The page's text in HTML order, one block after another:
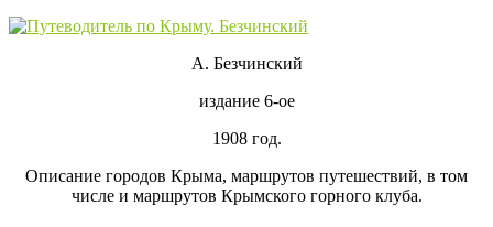
А. Безчинский
издание 6-ое
1908 год.
Описание городов Крыма, маршрутов путешествий, в том
числе и маршрутов Крымского горного клуба.